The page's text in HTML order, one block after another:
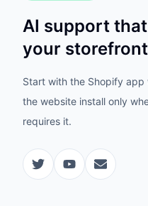
AI support
your
Start with the Shopify
the website install only
requires it.